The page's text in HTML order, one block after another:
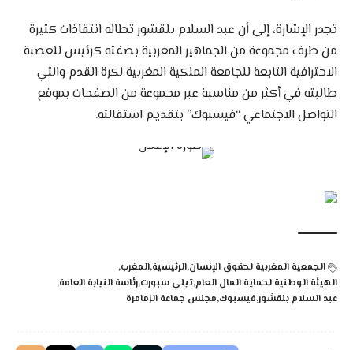
تجدر الإشارة، إلى أن عبد السلام بلقشور تطاله انتقاذات كثيرة
من طرف مجموعة من الجماهير المغربية بصفته كرئيس للعصبة
الاحترافية التابعة للجامعة الملكية المغربية لكرة القدم والتي
طالبته في أكثر من مناسبة عبر مجموعة من الصفحات بموقع
التواصل الاجتماعي “فيسبوك” بتقديم استقالته.
الجمعية المغربية لحقوق الإنسانالرئيسيةالمغرب
الهيئة الوطنية لحماية المال العامتيلي سبورترئاسة النيابة العامة
عبد السلام بلقشورفيسبوكمجلس جماعة الزمامرة